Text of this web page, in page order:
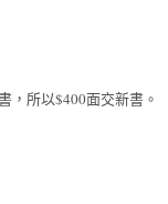
， 所以$400面交新書。